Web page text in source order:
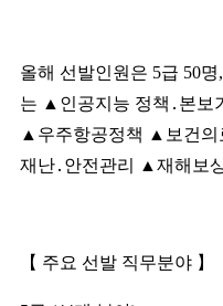
올해 선발인원은 5급 50명
는 ▲ 인공지능 정책 ․ 본보기
▲ 우주항공정책 ▲ 보건
재난․ 안전관리 ▲ 재해보
【 주요 선발 직무분야 】